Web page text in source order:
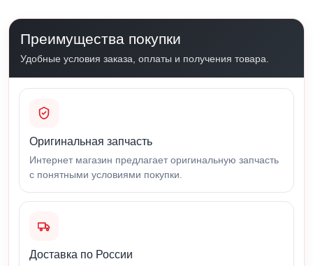
Преимущества покупки
Удобные условия заказа, оплаты и получения товара.
Оригинальная запчасть
Интернет магазин предлагает оригинальную запчасть
с понятными условиями покупки.
Доставка по России